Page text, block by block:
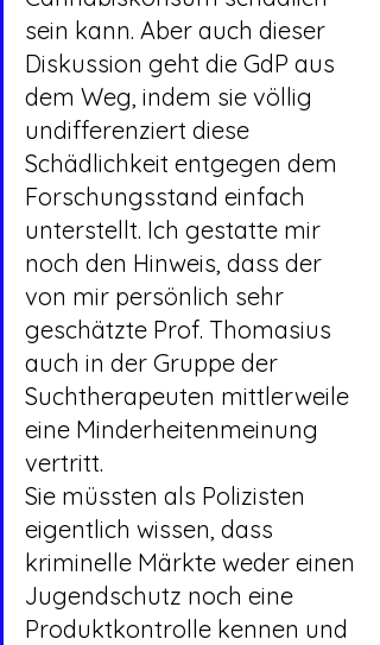
sein kann. Aber auch dieser
Diskussion geht die GdP aus
dem Weg, indem sie völlig
undifferenziert diese
Schädlichkeit entgegen dem
Forschungsstand einfach
unterstellt. Ich gestatte mir
noch den Hinweis, dass der
von mir persönlich sehr
geschätzte Prof. Thomasius
auch in der Gruppe der
Suchtherapeuten mittlerweile
eine Minderheitenmeinung
vertritt.
Sie müssten als Polizisten
eigentlich wissen, dass
kriminelle Märkte weder einen
Jugendschutz noch eine
Produktkontrolle kennen und